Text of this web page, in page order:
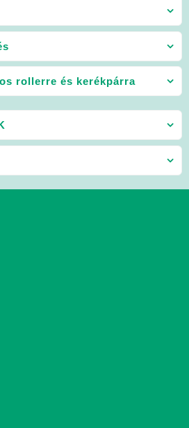
rollerre és kerékpárra